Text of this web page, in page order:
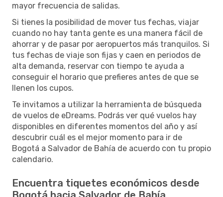
mayor frecuencia de salidas.
Si tienes la posibilidad de mover tus fechas, viajar
cuando no hay tanta gente es una manera fácil de
ahorrar y de pasar por aeropuertos más tranquilos. Si
tus fechas de viaje son fijas y caen en periodos de
alta demanda, reservar con tiempo te ayuda a
conseguir el horario que prefieres antes de que se
llenen los cupos.
Te invitamos a utilizar la herramienta de búsqueda
de vuelos de eDreams. Podrás ver qué vuelos hay
disponibles en diferentes momentos del año y así
descubrir cuál es el mejor momento para ir de
Bogotá a Salvador de Bahía de acuerdo con tu propio
calendario.
Encuentra tiquetes económicos desde